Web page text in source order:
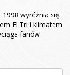
1998 wyróżnia się
El Tri i klimatem
fanów